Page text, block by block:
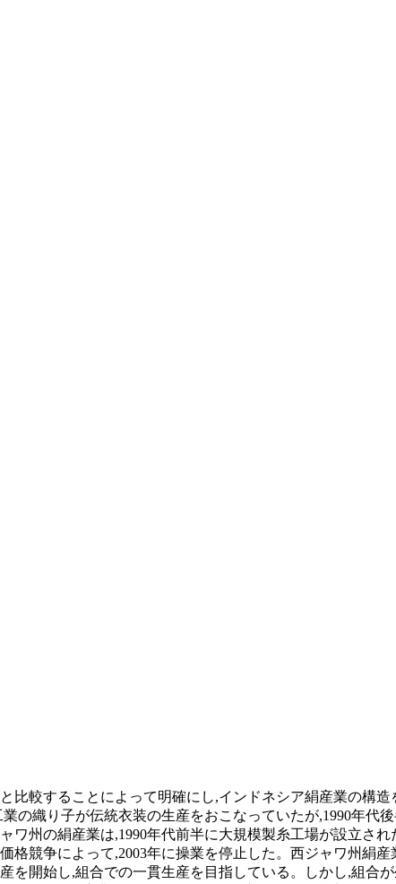
比較することによって明確にし,インドネシア絹産業の構
の織り子が伝統衣装の生産をおこなっていたが,1990年代
ワ州の絹産業は,1990年代前半に大規模製糸工場が設立さ
格競争によって,2003年に操業を停止した。西ジャワ州絹
を開始し,組合での一貫生産を目指している。しかし,組合